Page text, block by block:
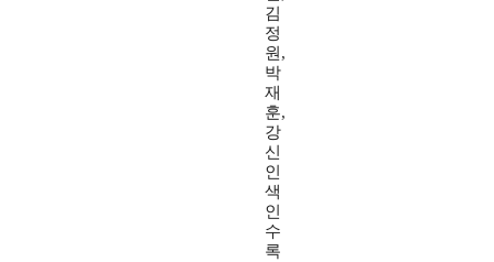
김
정
원,
박
재
훈,
강
신
인
색
인
수
록